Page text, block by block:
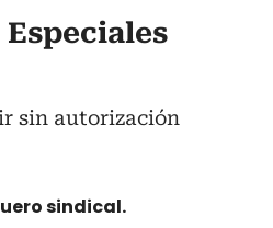
sin autorización
sindical.